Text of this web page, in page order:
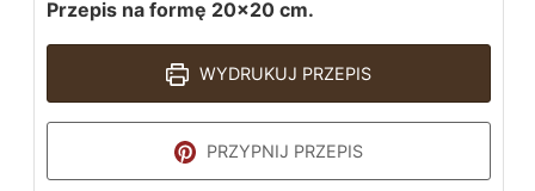
Przepis na formę 20x20 cm.
WYDRUKUJ PRZEPIS
PRZYPNIJ PRZEPIS